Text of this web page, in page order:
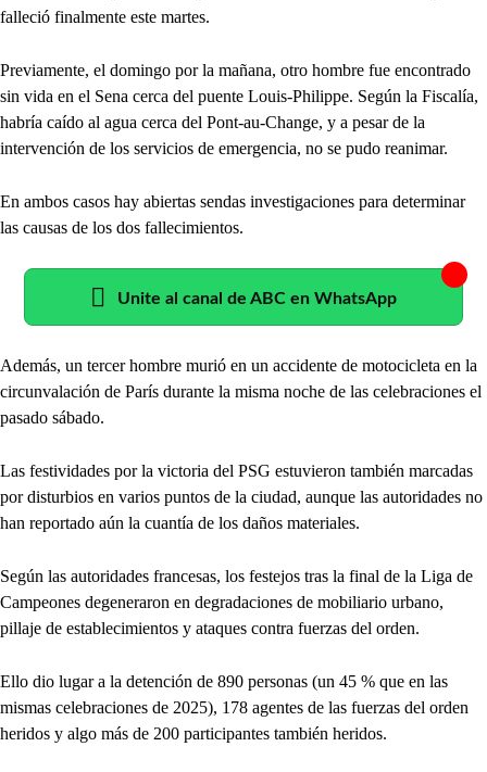
falleció finalmente este martes.
Previamente, el domingo por la mañana, otro hombre fue encontrado
sin vida en el Sena cerca del puente Louis-Philippe. Según la Fiscalía,
habría caído al agua cerca del Pont-au-Change, y a pesar de la
intervención de los servicios de emergencia, no se pudo reanimar.
En ambos casos hay abiertas sendas investigaciones para determinar
las causas de los dos fallecimientos.
Unite al canal de ABC en WhatsApp
Además, un tercer hombre murió en un accidente de motocicleta en la
circunvalación de París durante la misma noche de las celebraciones el
pasado sábado.
Las festividades por la victoria del PSG estuvieron también marcadas
por disturbios en varios puntos de la ciudad, aunque las autoridades no
han reportado aún la cuantía de los daños materiales.
Según las autoridades francesas, los festejos tras la final de la Liga de
Campeones degeneraron en degradaciones de mobiliario urbano,
pillaje de establecimientos y ataques contra fuerzas del orden.
Ello dio lugar a la detención de 890 personas (un 45 % que en las
mismas celebraciones de 2025), 178 agentes de las fuerzas del orden
heridos y algo más de 200 participantes también heridos.